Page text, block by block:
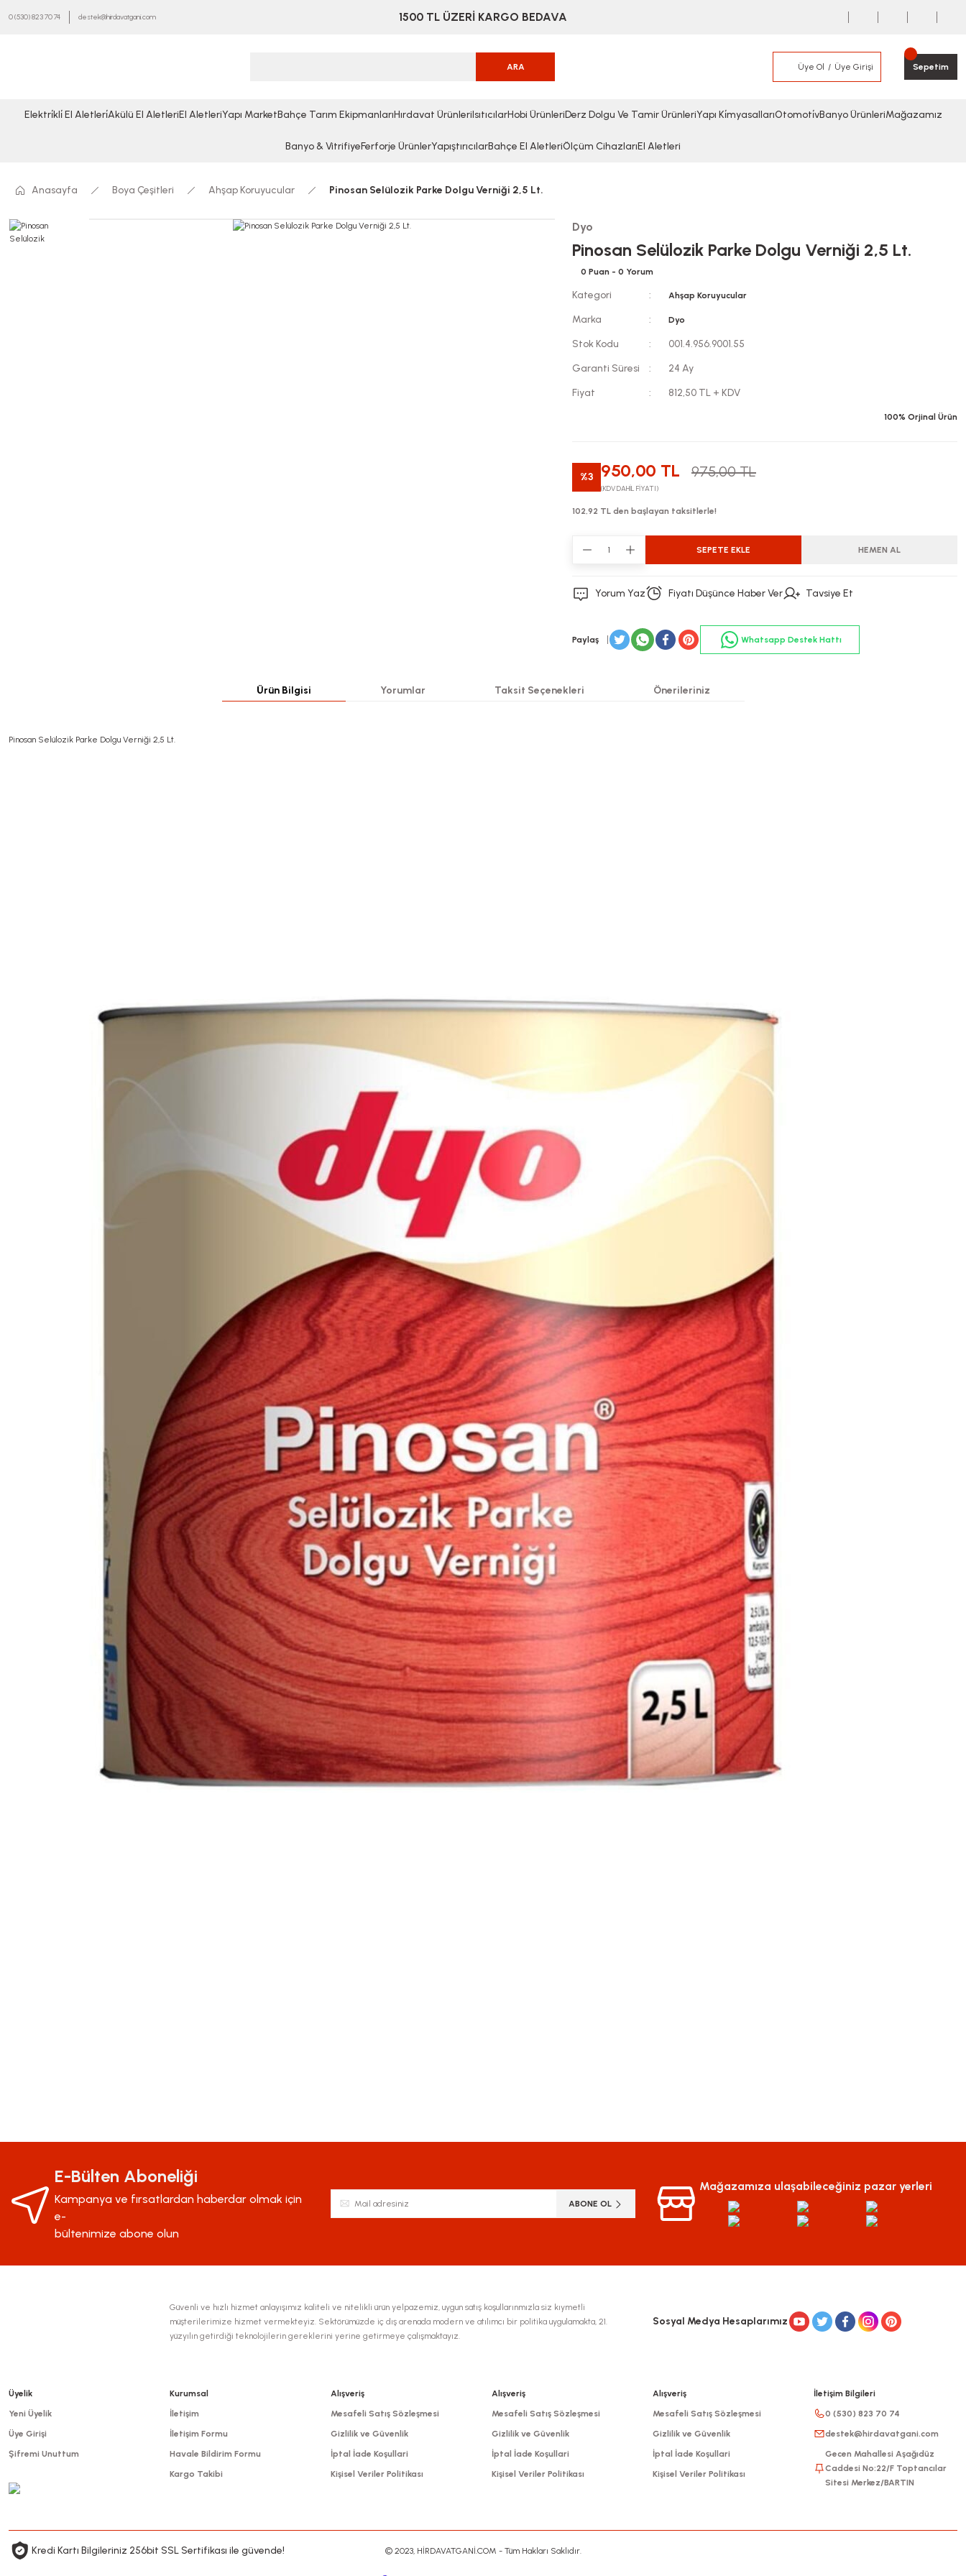
0 (530) 823 70 74 destek@hirdavatgani.com 1500 TL ÜZERİ KARGO BEDAVA
ARA Üye Ol Üye Girişi Sepetim
Elektri̇kli̇ El Aletleri̇Akülü El AletleriEl AletleriYapı MarketBahçe Tarım EkipmanlarıHırdavat ÜrünleriIsıtıcılarHobi ÜrünleriDerz Dolgu Ve Tamir ÜrünleriYapı Ki̇myasallarıOtomoti̇vBanyo ÜrünleriMağazamız
Banyo & VitrifiyeFerforje ÜrünlerYapıştırıcılarBahçe El AletleriÖlçüm CihazlarıEl Aletleri
Anasayfa Boya Çeşitleri Ahşap Koruyucular Pinosan Selülozik Parke Dolgu Verniği 2,5 Lt.
Dyo
Pinosan Selülozik Parke Dolgu Verniği 2,5 Lt.
0 Puan - 0 Yorum
Kategori Ahşap Koruyucular
Marka Dyo
Stok Kodu
001.4.956.9001.55
Garanti Süresi
24 Ay
Fiyat
812,50 TL + KDV
100% Orjinal Ürün
%3 950,00 TL 975,00 TL
(KDV DAHİL FİYATI)
102,92 TL den başlayan taksitlerle!
SEPETE EKLE HEMEN AL
Yorum Yaz Fiyatı Düşünce Haber Ver Tavsiye Et
Paylaş Whatsapp Destek Hattı
Ürün Bilgisi Yorumlar Taksit Seçenekleri Önerileriniz
Pinosan Selülozik Parke Dolgu Verniği 2,5 Lt.
Bu ürüne ilk yorumu siz yapın!
Ürün resmi kalitesiz, bozuk veya görüntülenemiyor.
Ürün açıklamasında eksik bilgiler bulunuyor.
Ürün bilgilerinde hatalar bulunuyor.
Ürün fiyatı diğer sitelerden daha pahalı.
E-Bülten Aboneliği
Kampanya ve fırsatlardan haberdar olmak için
e-
bültenimize abone olun
ABONE OL
Mağazamıza ulaşabileceğiniz pazar yerleri
Güvenli ve hızlı hizmet anlayışımız kaliteli ve nitelikli ürün yelpazemiz, uygun satış koşullarınmızla siz kıymetli
müşterilerimize hizmet vermekteyiz. Sektörümüzde iç dış arenada modern ve atılımcı bir politika uygulamakta, 21.
yüzyılın getirdiği teknolojilerin gereklerini yerine getirmeye çalışmaktayız.
Sosyal Medya Hesaplarımız
Üyelik
Yeni Üyelik
Üye Girişi
Şifremi Unuttum
Kurumsal
İletişim
İletişim Formu
Havale Bildirim Formu
Kargo Takibi
Alışveriş
Mesafeli Satış Sözleşmesi
Gizlilik ve Güvenlik
İptal İade Koşullari
Kişisel Veriler Politikası
Alışveriş
Mesafeli Satış Sözleşmesi
Gizlilik ve Güvenlik
İptal İade Koşullari
Kişisel Veriler Politikası
Alışveriş
Mesafeli Satış Sözleşmesi
Gizlilik ve Güvenlik
İptal İade Koşullari
Kişisel Veriler Politikası
İletişim Bilgileri
0 (530) 823 70 74
destek@hirdavatgani.com
Gecen Mahallesi Aşağıdüz
Caddesi No:22/F Toptancılar
Sitesi Merkez/BARTIN
Kredi Kartı Bilgileriniz 256bit SSL Sertifikası ile güvende! © 2023, HİRDAVATGANİ.COM - Tüm Hakları Saklıdır.